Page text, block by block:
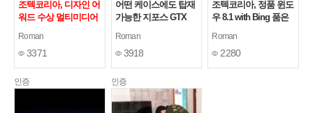
조텍코리아, 디자인 어
워드 수상 멀티미디어
MI543 nano 출시
Roman
3371
어떤 케이스에도 탑재
가능한 지포스 GTX
Roman
3918
조텍코리아, 정품 윈도
우 8.1 with Bing 품은
Roman
2280
인증 인증